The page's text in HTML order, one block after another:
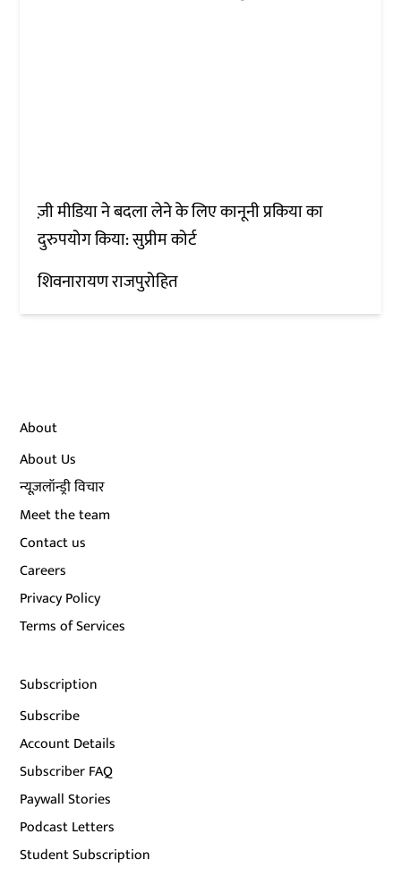
ज़ी मीडिया ने बदला लेने के लिए कानूनी प्रकिया का
दुरुपयोग किया: सुप्रीम कोर्ट
शिवनारायण राजपुरोहित
About
About Us
न्यूज़लॉन्ड्री विचार
Meet the team
Contact us
Careers
Privacy Policy
Terms of Services
Subscription
Subscribe
Account Details
Subscriber FAQ
Paywall Stories
Podcast Letters
Student Subscription